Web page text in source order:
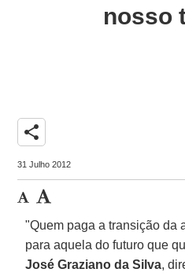
nosso
share
31 Julho 2012
"Quem paga a transição da
para aquela do futuro que
José Graziano da Silva,